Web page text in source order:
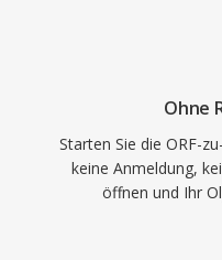
Ohne
Starten Sie die ORF-
keine Anmeldung,
öffnen und Ihr